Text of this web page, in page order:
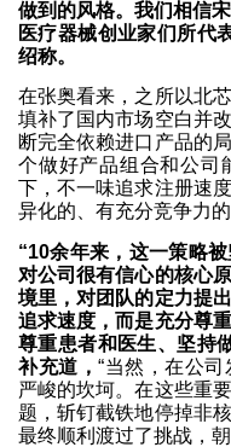
做到的风格。我们相信
医疗器械创业家们所代
绍称。
在张奥看来，之所以北
填补了国内市场空白并
断完全依赖进口产品的
个做好产品组合和公司
下，不一味追求注册速
异化的、有充分竞争力的
“10余年来，这一策略
对公司很有信心的核心
境里，对团队的定力提
追求速度，而是充分尊
尊重患者和医生、坚持
补充道，“当然，在公
严峻的坎坷。在这些重
题，斩钉截铁地停掉非
最终顺利渡过了挑战，